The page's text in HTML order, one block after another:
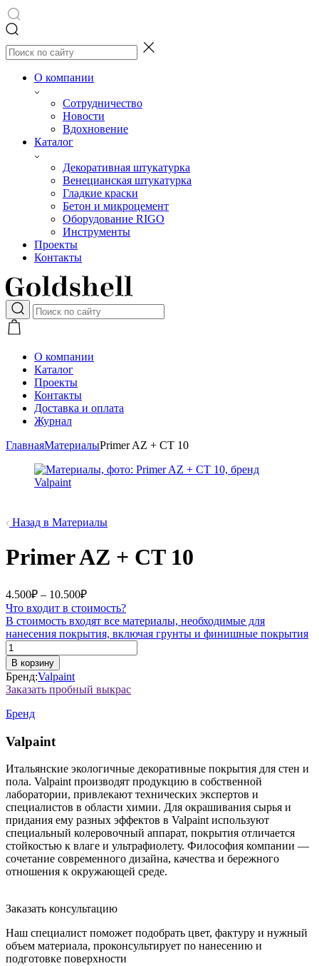
О компании
Сотрудничество
Новости
Вдохновение
Каталог
Декоративная штукатурка
Венецианская штукатурка
Гладкие краски
Бетон и микроцемент
Оборудование RIGO
Инструменты
Проекты
Контакты
О компании
Каталог
Проекты
Контакты
Доставка и оплата
Журнал
ГлавнаяМатериалыPrimer AZ + CT 10
Назад в Материалы
Primer AZ + CT 10
4.500₽ – 10.500₽Диапазон
цен:
4.500₽
–
Что входит в стоимость?
В стоимость входят все материалы, необходимые для
нанесения покрытия, включая грунты и финишные покрытия
Количество
товара
Primer
AZ
+
CT
10
В корзину
Бренд:Valpaint
Заказать пробный выкрас
Бренд
Valpaint
Итальянские экологичные декоративные покрытия для стен и
пола. Valpaint производят продукцию в собственной
лаборатории, привлекают технических экспертов и
специалистов в области химии. Для окрашивания сырья и
придания ему разных эффектов в Valpaint используют
специальный колеровочный аппарат, покрытия отличается
стойкостью к влаге и ультрафиолету. Философия компании —
сочетание современного дизайна, качества и бережного
отношения к окружающей среде.
Заказать консультацию
Наш специалист поможет подобрать цвет, фактуру и нужный
объем материала, проконсультирует по нанесению и
подготовке поверхности